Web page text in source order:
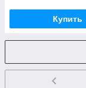
Купить